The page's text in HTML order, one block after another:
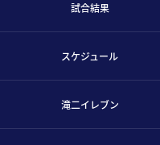
試合結果
スケジュール
滝二イレブン